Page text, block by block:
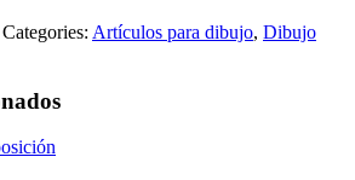
Categories: Artículos para dibujo, Dibujo